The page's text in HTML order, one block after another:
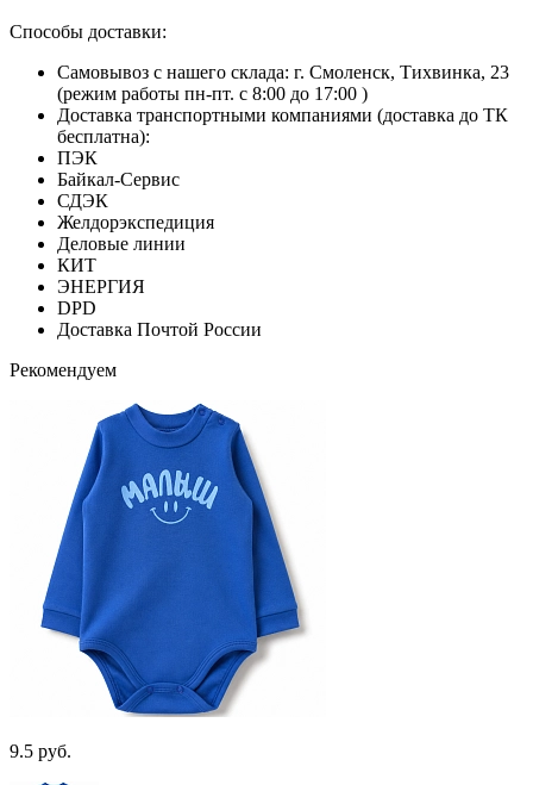
Способы доставки:
Самовывоз с нашего склада: г. Смоленск, Тихвинка, 23
(режим работы пн-пт. с 8:00 до 17:00 )
Доставка транспортными компаниями (доставка до ТК
бесплатна):
ПЭК
Байкал-Сервис
СДЭК
Желдорэкспедиция
Деловые линии
КИТ
ЭНЕРГИЯ
DPD
Доставка Почтой России
Рекомендуем
9.5 руб.